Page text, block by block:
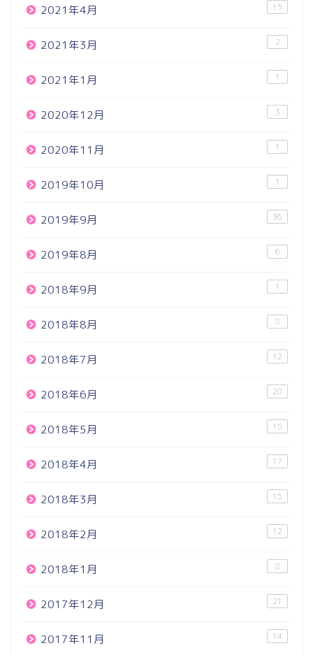
2021年4月 15
2021年3月 2
2021年1月 1
2020年12月 3
2020年11月 1
2019年10月 1
2019年9月 36
2019年8月 6
2018年9月 1
2018年8月 8
2018年7月 12
2018年6月 20
2018年5月 15
2018年4月 17
2018年3月 15
2018年2月 12
2018年1月 8
2017年12月 21
2017年11月 14